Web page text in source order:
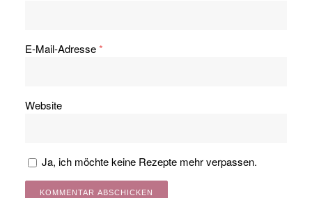
E-Mail-Adresse*
Website
Ja, ich möchte keine Rezepte mehr verpassen.